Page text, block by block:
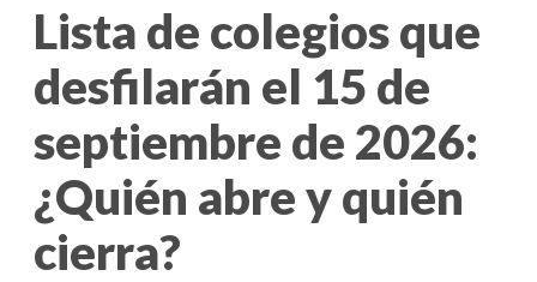
Lista de colegios que
desfilarán el 15 de
septiembre de 2026:
¿Quién abre y quién
cierra?